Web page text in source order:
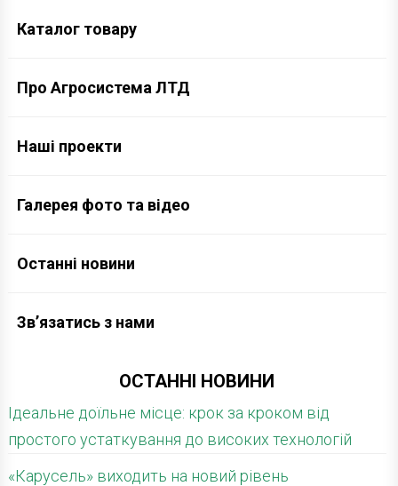
Каталог товару
Про Агросистема ЛТД
Наші проекти
Галерея фото та відео
Останні новини
Зв’язатись з нами
ОСТАННІ НОВИНИ
Ідеальне доїльне місце: крок за кроком від
простого устаткування до високих технологій
«Карусель» виходить на новий рівень